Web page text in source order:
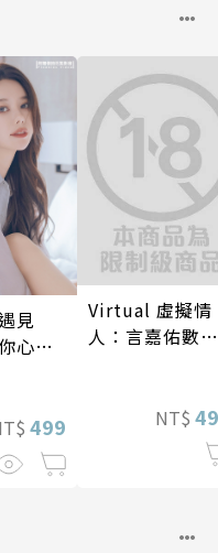
見
心動
499
Virtual 虛擬情
人：言嘉佑數位
NT$